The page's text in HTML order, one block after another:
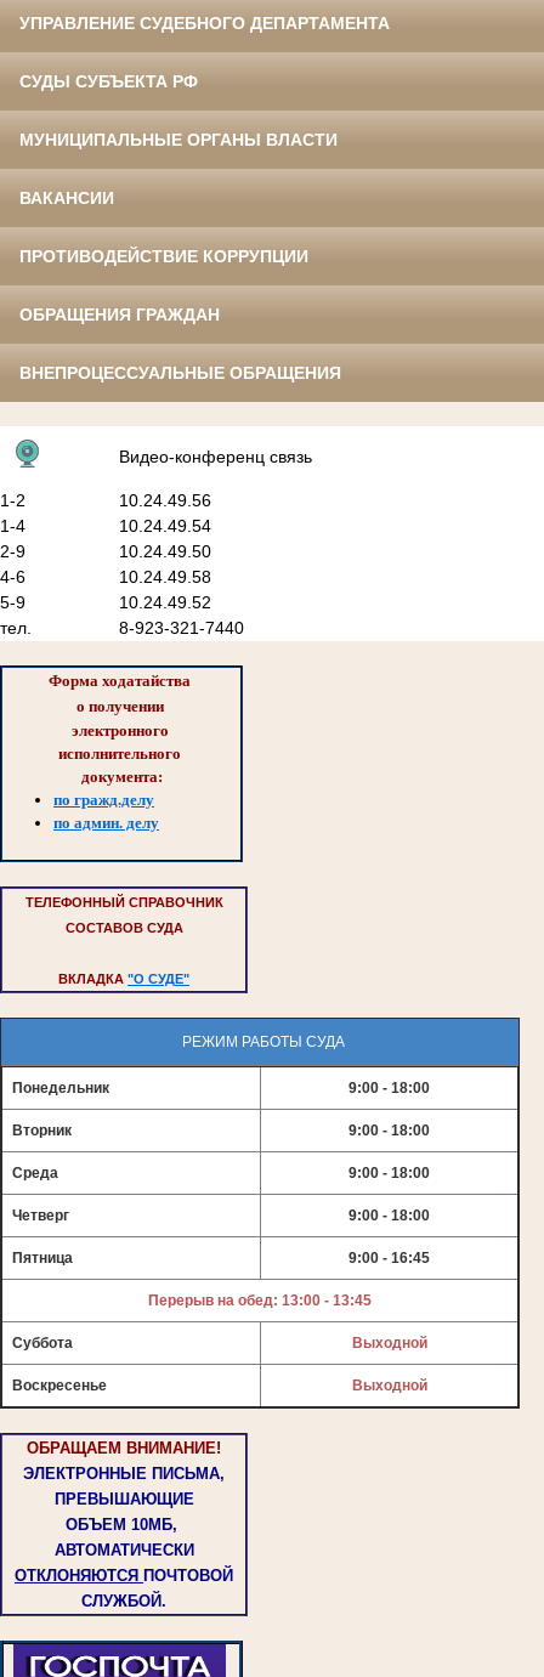
УПРАВЛЕНИЕ СУДЕБНОГО ДЕПАРТАМЕНТА
СУДЫ СУБЪЕКТА РФ
МУНИЦИПАЛЬНЫЕ ОРГАНЫ ВЛАСТИ
ВАКАНСИИ
ПРОТИВОДЕЙСТВИЕ КОРРУПЦИИ
ОБРАЩЕНИЯ ГРАЖДАН
ВНЕПРОЦЕССУАЛЬНЫЕ ОБРАЩЕНИЯ
Видео-конференц связь
1-2
10.24.49.56
1-4
10.24.49.54
2-9
10.24.49.50
4-6
10.24.49.58
5-9
10.24.49.52
тел.
8-923-321-7440
Форма ходатайства
о получении
электронного
исполнительного
документа:
по гражд.делу
по админ. делу
ТЕЛЕФОННЫЙ СПРАВОЧНИК
СОСТАВОВ СУДА
ВКЛАДКА "О СУДЕ"
РЕЖИМ РАБОТЫ СУДА
Понедельник 9:00 - 18:00
Вторник 9:00 - 18:00
Среда 9:00 - 18:00
Четверг 9:00 - 18:00
Пятница 9:00 - 16:45
Перерыв на обед: 13:00 - 13:45
Суббота Выходной
Воскресенье Выходной
ОБРАЩАЕМ ВНИМАНИЕ!
ЭЛЕКТРОННЫЕ ПИСЬМА,
ПРЕВЫШАЮЩИЕ
ОБЪЕМ 10МБ,
АВТОМАТИЧЕСКИ
ОТКЛОНЯЮТСЯ ПОЧТОВОЙ
СЛУЖБОЙ.